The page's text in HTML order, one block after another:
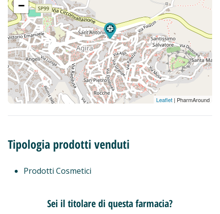
−
Leaflet | PharmAround
Tipologia prodotti venduti
Prodotti Cosmetici
Sei il titolare di questa farmacia?